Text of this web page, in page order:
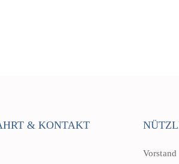
& KONTAKT
Vorstand